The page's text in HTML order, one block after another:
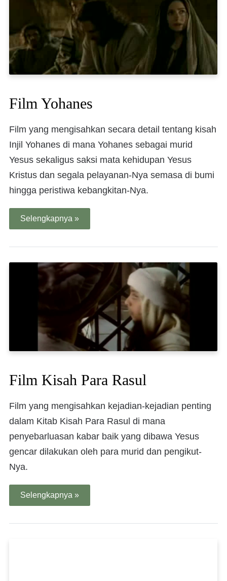
Film Yohanes
Film yang mengisahkan secara detail tentang kisah
Injil Yohanes di mana Yohanes sebagai murid
Yesus sekaligus saksi mata kehidupan Yesus
Kristus dan segala pelayanan-Nya semasa di bumi
hingga peristiwa kebangkitan-Nya.
Selengkapnya »
Film Kisah Para Rasul
Film yang mengisahkan kejadian-kejadian penting
dalam Kitab Kisah Para Rasul di mana
penyebarluasan kabar baik yang dibawa Yesus
gencar dilakukan oleh para murid dan pengikut-
Nya.
Selengkapnya »